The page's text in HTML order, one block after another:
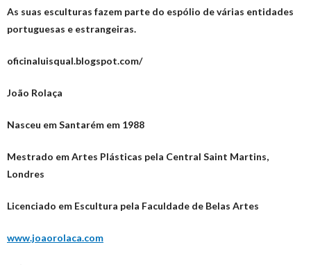
As suas esculturas fazem parte do espólio de várias entidades
portuguesas e estrangeiras.
oficinaluisqual.blogspot.com/
João Rolaça
Nasceu em Santarém em 1988
Mestrado em Artes Plásticas pela Central Saint Martins,
Londres
Licenciado em Escultura pela Faculdade de Belas Artes
www.joaorolaca.com